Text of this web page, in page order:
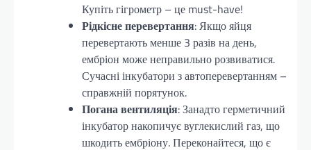
Купіть гігрометр – це must-have!
Рідкісне перевертання: Якщо яйця
перевертають менше 3 разів на день,
ембріон може неправильно розвиватися.
Сучасні інкубатори з автоперевертанням –
справжній порятунок.
Погана вентиляція: Занадто герметичний
інкубатор накопичує вуглекислий газ, що
шкодить ембріону. Переконайтеся, що є